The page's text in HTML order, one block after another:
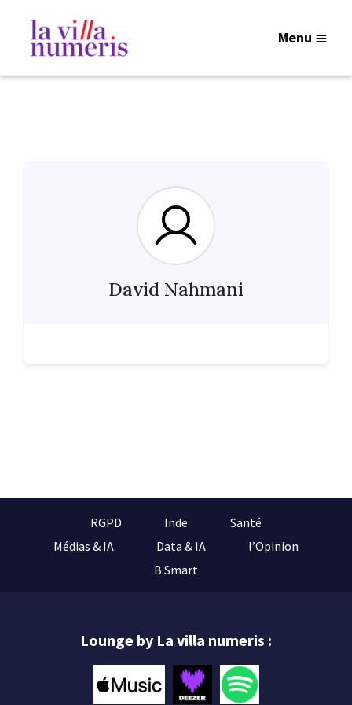
Menu
David Nahmani
RGPD Inde
Santé
Médias & IA
Data & IA
l’Opinion
B Smart
Lounge by La villa numeris :